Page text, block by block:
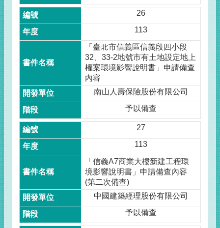
26
113
「臺北市信義區信義段四小段
32、33-2地號市有土地設定地上
權案環境影響說明書」申請備查
內容
南山人壽保險股份有限公司
予以備查
27
113
「信義A7商業大樓新建工程環
境影響說明書」申請備查內容
(第二次備查)
中國建築經理股份有限公司
予以備查